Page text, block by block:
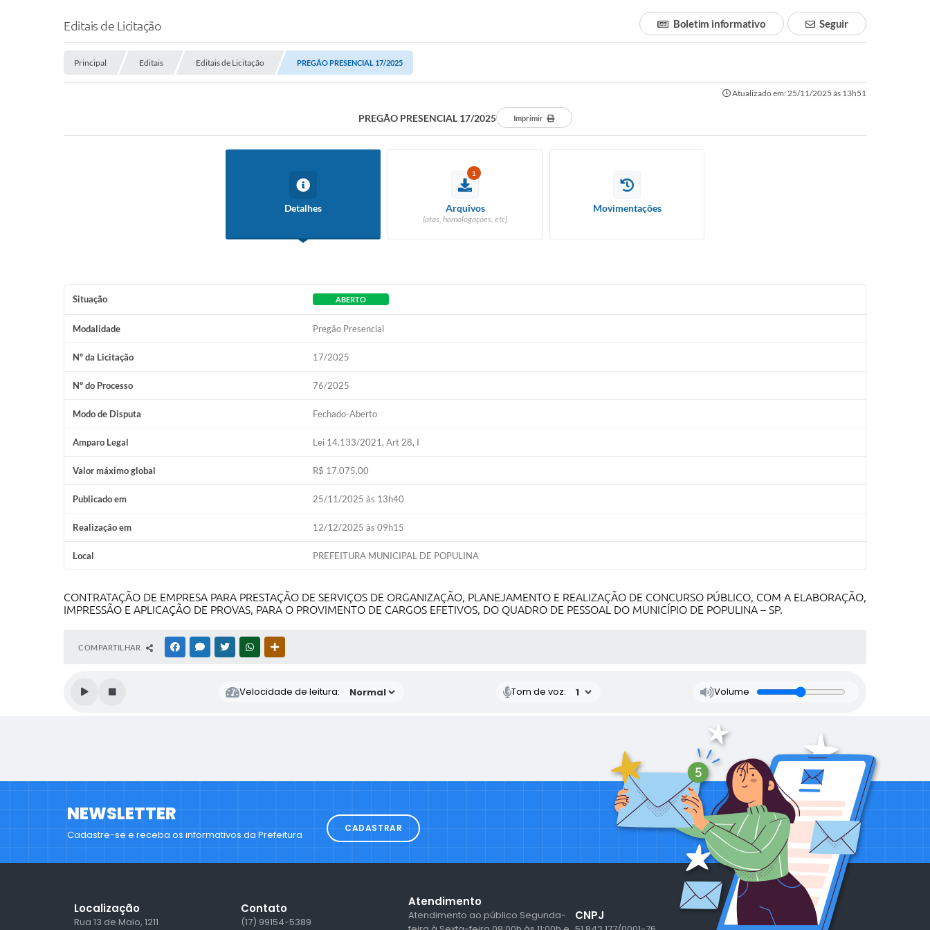
Editais de Licitação Seguir
Boletim informativo
Principal Editais Editais de Licitação PREGÃO PRESENCIAL 17/2025
Atualizado em: 25/11/2025 às 13h51
PREGÃO PRESENCIAL 17/2025 Imprimir
Detalhes
1
Arquivos
(atas, homologações, etc)
Movimentações
Situação ABERTO
Modalidade Pregão Presencial
Nº da Licitação 17/2025
Nº do Processo 76/2025
Modo de Disputa Fechado-Aberto
Amparo Legal Lei 14.133/2021, Art 28, I
Valor máximo global R$ 17.075,00
Publicado em 25/11/2025 às 13h40
Realização em 12/12/2025 às 09h15
Local PREFEITURA MUNICIPAL DE POPULINA
CONTRATAÇÃO DE EMPRESA PARA PRESTAÇÃO DE SERVIÇOS DE ORGANIZAÇÃO, PLANEJAMENTO E REALIZAÇÃO DE CONCURSO PÚBLICO, COM A ELABORAÇÃO,
IMPRESSÃO E APLICAÇÃO DE PROVAS, PARA O PROVIMENTO DE CARGOS EFETIVOS, DO QUADRO DE PESSOAL DO MUNICÍPIO DE POPULINA – SP.
COMPARTILHAR FACEBOOKMESSENGER
TWITTERWHATSAPP
Velocidade de leitura: Tom de voz: Volume
NEWSLETTER
Cadastre-se e receba os informativos da Prefeitura
CADASTRAR
Localização
Rua 13 de Maio, 1211
Contato
(17) 99154-5389
Atendimento
Atendimento ao público Segunda-
CNPJ